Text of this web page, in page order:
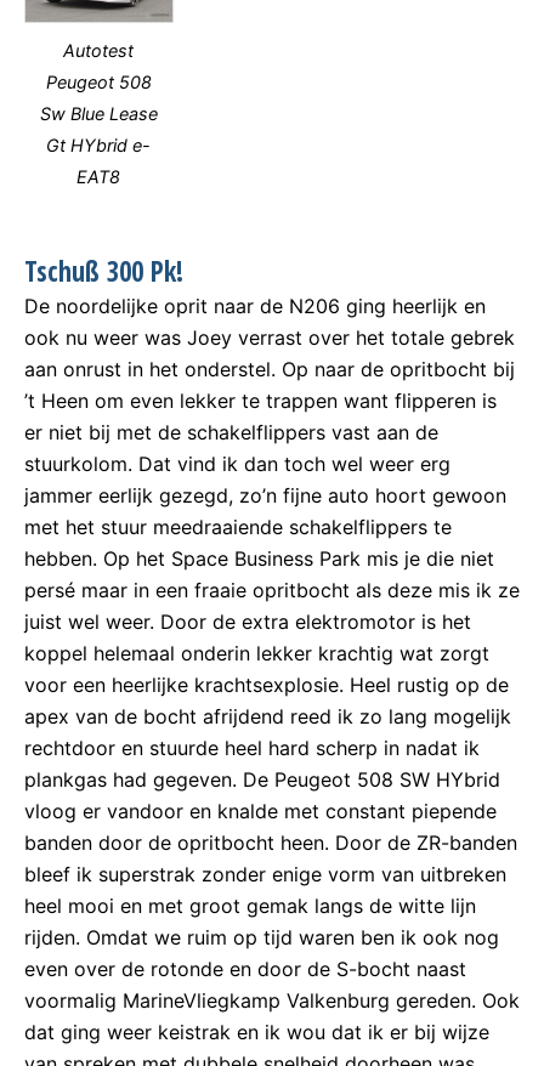
Autotest
Peugeot 508
Sw Blue Lease
Gt HYbrid e-
EAT8
Tschuß 300 Pk!
De noordelijke oprit naar de N206 ging heerlijk en
ook nu weer was Joey verrast over het totale gebrek
aan onrust in het onderstel. Op naar de opritbocht bij
’t Heen om even lekker te trappen want flipperen is
er niet bij met de schakelflippers vast aan de
stuurkolom. Dat vind ik dan toch wel weer erg
jammer eerlijk gezegd, zo’n fijne auto hoort gewoon
met het stuur meedraaiende schakelflippers te
hebben. Op het Space Business Park mis je die niet
persé maar in een fraaie opritbocht als deze mis ik ze
juist wel weer. Door de extra elektromotor is het
koppel helemaal onderin lekker krachtig wat zorgt
voor een heerlijke krachtsexplosie. Heel rustig op de
apex van de bocht afrijdend reed ik zo lang mogelijk
rechtdoor en stuurde heel hard scherp in nadat ik
plankgas had gegeven. De Peugeot 508 SW HYbrid
vloog er vandoor en knalde met constant piepende
banden door de opritbocht heen. Door de ZR-banden
bleef ik superstrak zonder enige vorm van uitbreken
heel mooi en met groot gemak langs de witte lijn
rijden. Omdat we ruim op tijd waren ben ik ook nog
even over de rotonde en door de S-bocht naast
voormalig MarineVliegkamp Valkenburg gereden. Ook
dat ging weer keistrak en ik wou dat ik er bij wijze